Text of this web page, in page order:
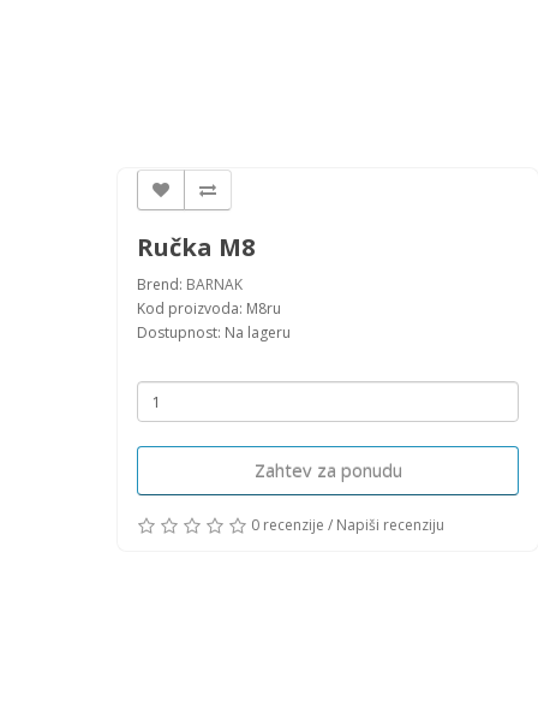
Ručka M8
Brend: BARNAK
Kod proizvoda: M8ru
Dostupnost: Na lageru
Zahtev za ponudu
0 recenzije / Napiši recenziju